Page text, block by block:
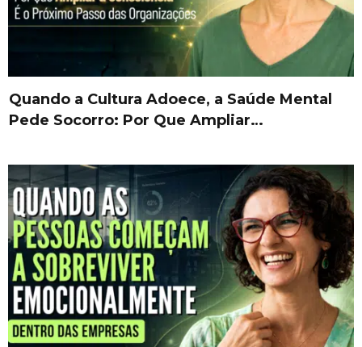
Quando a Cultura Adoece, a Saúde Mental
Pede Socorro: Por Que Ampliar…